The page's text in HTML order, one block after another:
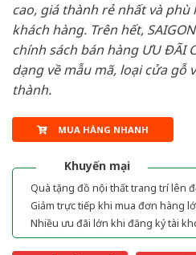
cao, giá thành rẻ nhất và
khách hàng. Trên hết,
chính sách bán hàng ƯU ĐÃI
dạng về mẫu mã, loại cửa gỗ
thành.
MUA HÀNG NHANH
Khuyến mại
Quà tặng đồ nội thất trang trí lên
Giảm trực tiếp khi mua đơn hàng
Nhiều ưu đãi lớn khi đăng ký tài